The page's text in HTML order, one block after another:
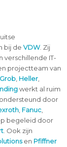
bij de VDW. Zij
verschillende IT-
projectteam van
Grob, Heller,
werkt al ruim
door
, Fanuc,
begeleid door
. Ook zijn
en Pfiffner